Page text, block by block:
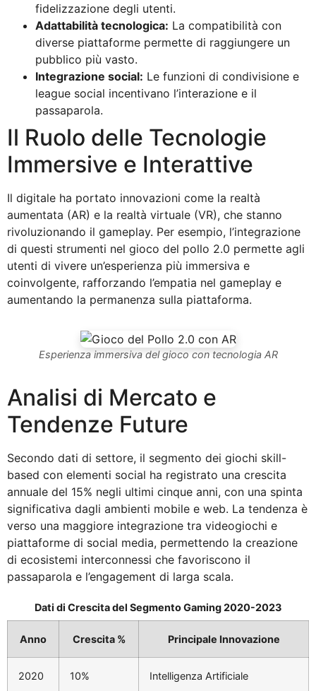
fidelizzazione degli utenti.
Adattabilità tecnologica: La compatibilità con
diverse piattaforme permette di raggiungere un
pubblico più vasto.
Integrazione social: Le funzioni di condivisione e
league social incentivano l’interazione e il
passaparola.
Il Ruolo delle Tecnologie
Immersive e Interattive
Il digitale ha portato innovazioni come la realtà
aumentata (AR) e la realtà virtuale (VR), che stanno
rivoluzionando il gameplay. Per esempio, l’integrazione
di questi strumenti nel gioco del pollo 2.0 permette agli
utenti di vivere un’esperienza più immersiva e
coinvolgente, rafforzando l’empatia nel gameplay e
aumentando la permanenza sulla piattaforma.
Esperienza immersiva del gioco con tecnologia AR
Analisi di Mercato e
Tendenze Future
Secondo dati di settore, il segmento dei giochi skill-
based con elementi social ha registrato una crescita
annuale del 15% negli ultimi cinque anni, con una spinta
significativa dagli ambienti mobile e web. La tendenza è
verso una maggiore integrazione tra videogiochi e
piattaforme di social media, permettendo la creazione
di ecosistemi interconnessi che favoriscono il
passaparola e l’engagement di larga scala.
Dati di Crescita del Segmento Gaming 2020-2023
Anno Crescita % Principale Innovazione
2020 10% Intelligenza Artificiale